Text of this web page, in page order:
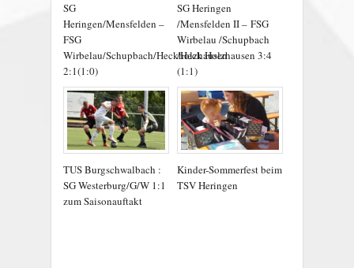
SG
Heringen/Mensfelden –
FSG
Wirbelau/Schupbach/Heckholzhausen
2:1(1:0)
SG Heringen
/Mensfelden II – FSG
Wirbelau /Schupbach
/Heck Holzhausen 3:4
(1:1)
TUS Burgschwalbach :
SG Westerburg/G/W 1:1
zum Saisonauftakt
Kinder-Sommerfest beim
TSV Heringen